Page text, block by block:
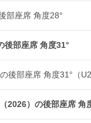
部座席 角度28°
後部座席 角度31°
後部座席 角度31°（
2026）の後部座席 角